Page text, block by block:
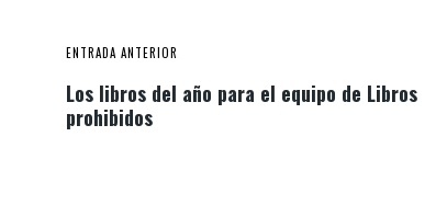
ENTRADA ANTERIOR
Los libros del año para el equipo de Libros
prohibidos